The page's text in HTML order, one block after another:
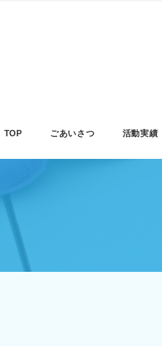
TOP ごあいさつ 活動実績